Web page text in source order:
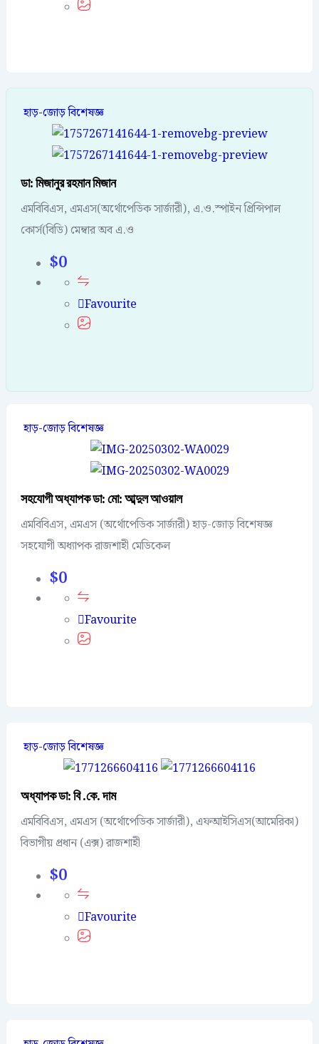
হাড়-জোড় বিশেষজ্ঞ
ডা: মিজানুর রহমান মিজান
এমবিবিএস, এমএস(অর্থোপেডিক সার্জারী), এ.ও.স্পাইন প্রিন্সিপাল
কোর্স(বিডি) মেম্বার অব এ.ও
$0
Favourite
হাড়-জোড় বিশেষজ্ঞ
সহযোগী অধ্যাপক ডা: মো: আব্দুল আওয়াল
এমবিবিএস, এমএস (অর্থোপেডিক সার্জারী) হাড়-জোড় বিশেষজ্ঞ
সহযোগী অধ্যাপক রাজশাহী মেডিকেল
$0
Favourite
হাড়-জোড় বিশেষজ্ঞ
অধ্যাপক ডা: বি .কে. দাম
এমবিবিএস, এমএস (অর্থোপেডিক সার্জারী), এফআইসিএস(আমেরিকা)
বিভাগীয় প্রধান (এক্স) রাজশাহী
$0
Favourite